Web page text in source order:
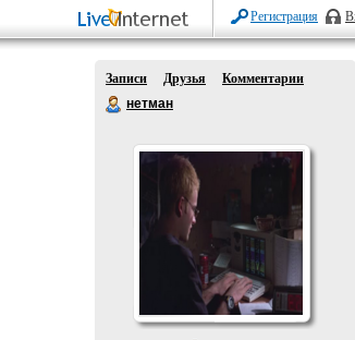
Регистрация
Записи Друзья
Комментарии
нетман